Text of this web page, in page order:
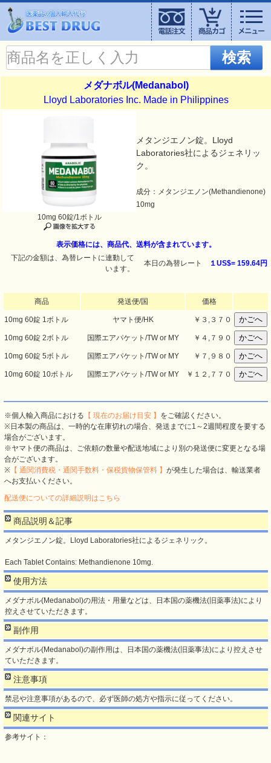
検索
メダナボル(Medanabol)
Lloyd Laboratories Inc. Made in Philippines
メタンジエノン錠。Lloyd
Laboratories社によるジェネリッ
ク。
成分：メタンジエノン(Methandienone)
10mg
10mg 60錠/1ボトル
表示価格には、商品代、送料が含まれています。
下記の金額は、為替レートに連動して
います。
本日の為替レート １US$= 159.64円
商品 発送便/国 価格
10mg 60錠 1ボトル ヤマト便/HK ￥ ３,３７０
10mg 60錠 2ボトル 国際エアパケット/TW or MY ￥ ４,７９０
10mg 60錠 5ボトル 国際エアパケット/TW or MY ￥ ７,９８０
10mg 60錠 10ボトル 国際エアパケット/TW or MY ￥ １２,７７０
※個人輸入商品における 【 現在のお届け目安 】 をご確認ください。
※日本製の商品は、一時的な在庫切れの場合、発送までに1～2週間程度を要する
場合がございます。
※ヤマト便の商品は、ご依頼の数量や配送地域により別の発送便に変更となる場
合がございます。
※ 【 通関消費税・通関手数料・保税貨物保管料 】 が発生した場合は、輸送業者
へお支払いください。
配送便についての詳細説明はこちら
商品説明＆記事
メタンジエノン錠。Lloyd Laboratories社によるジェネリック。
Each Tablet Contains: Methandienone 10mg.
使用方法
メダナボル(Medanabol)の用法・用量などは、日本国の薬機法(旧薬事法)により
控えさせていただきます。
副作用
メダナボル(Medanabol)の副作用は、日本国の薬機法(旧薬事法)により控えさせ
ていただきます。
注意事項
禁忌や注意事項があるので、必ず医師の処方や指示に従ってください。
関連サイト
参考サイト：